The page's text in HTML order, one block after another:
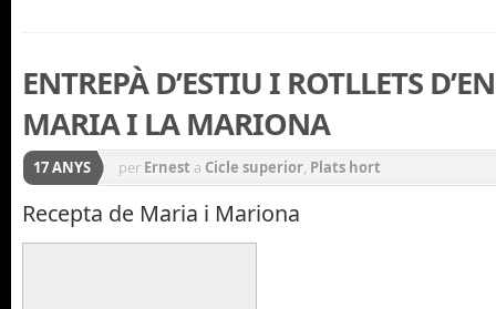
ENTREPÀ D’ESTIU I ROTLLETS
MARIA I LA MARIONA
17 ANYS per Ernest a Cicle superior Plats hort
Recepta de Maria i Mariona